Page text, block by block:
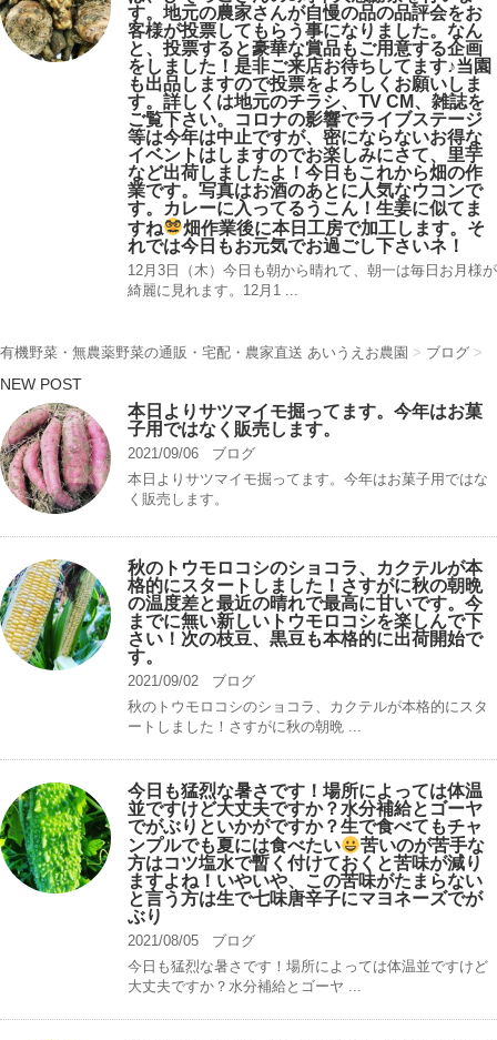
す。地元の農家さんが自慢の品の品評会をお
客様が投票してもらう事になりました。なん
と、投票すると豪華な賞品もご用意する企画
をしました！是非ご来店お待ちしてます♪当園
も出品しますので投票をよろしくお願いしま
す。詳しくは地元のチラシ、TV CM、雑誌を
ご覧下さい。コロナの影響でライブステージ
等は今年は中止ですが、密にならないお得な
イベントはしますのでお楽しみにさて、里芋
など出荷しましたよ！今日もこれから畑の作
業です。写真はお酒のあとに人気なウコンで
す。カレーに入ってるうこん！生姜に似てま
すね
畑作業後に本日工房で加工します。そ
れでは今日もお元気でお過ごし下さいネ！
12月3日（木）今日も朝から晴れて、朝一は毎日お月様が
綺麗に見れます。12月1 ...
有機野菜・無農薬野菜の通販・宅配・農家直送 あいうえお農園 > ブログ >
NEW POST
本日よりサツマイモ掘ってます。今年はお菓
子用ではなく販売します。
2021/09/06
ブログ
本日よりサツマイモ掘ってます。今年はお菓子用ではな
く販売します。
秋のトウモロコシのショコラ、カクテルが本
格的にスタートしました！さすがに秋の朝晩
の温度差と最近の晴れで最高に甘いです。今
までに無い新しいトウモロコシを楽しんで下
さい！次の枝豆、黒豆も本格的に出荷開始で
す。
2021/09/02
ブログ
秋のトウモロコシのショコラ、カクテルが本格的にスタ
ートしました！さすがに秋の朝晩 ...
今日も猛烈な暑さです！場所によっては体温
並ですけど大丈夫ですか？水分補給とゴーヤ
でがぶりといかがですか？生で食べてもチャ
ンプルでも夏には食べたい
苦いのが苦手な
方はコツ塩水で暫く付けておくと苦味が減り
ますよね！いやいや、この苦味がたまらない
と言う方は生で七味唐辛子にマヨネーズでが
ぶり
2021/08/05
ブログ
今日も猛烈な暑さです！場所によっては体温並ですけど
大丈夫ですか？水分補給とゴーヤ ...